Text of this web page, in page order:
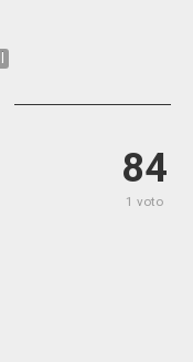
84
1 voto